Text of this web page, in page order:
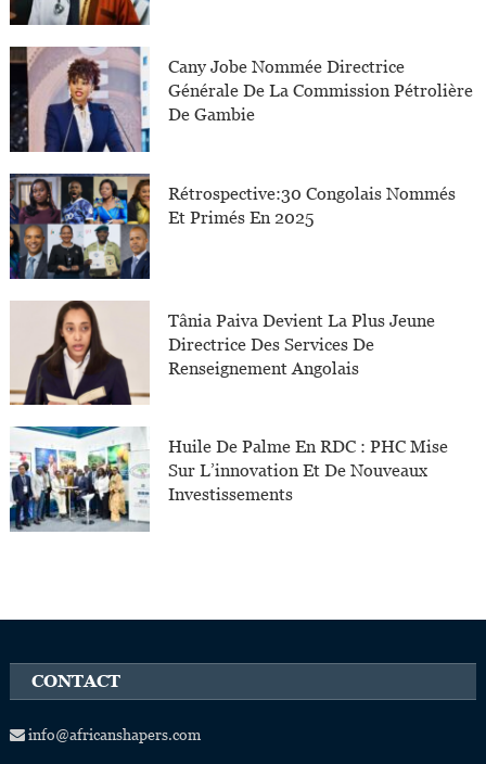
Cany Jobe Nommée Directrice
Générale De La Commission Pétrolière
De Gambie
Rétrospective:30 Congolais Nommés
Et Primés En 2025
Tânia Paiva Devient La Plus Jeune
Directrice Des Services De
Renseignement Angolais
Huile De Palme En RDC : PHC Mise
Sur L’innovation Et De Nouveaux
Investissements
CONTACT
info@africanshapers.com